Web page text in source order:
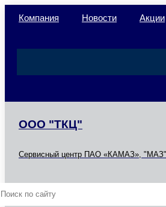
Компания Новости Акции
ООО "ТКЦ"
Сервисный центр ПАО «КАМАЗ»,